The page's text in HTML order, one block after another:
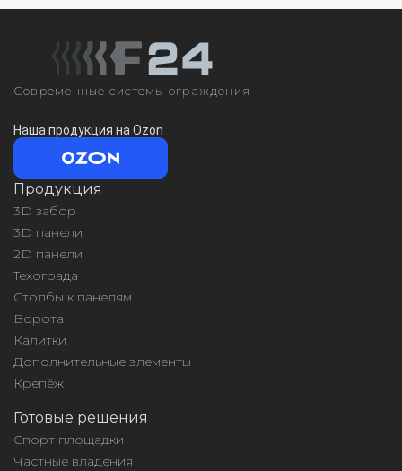
Современные системы ограждения
Наша продукция на Ozon
Продукция
3D забор
3D панели
2D панели
Техограда
Столбы к панелям
Ворота
Калитки
Дополнительные элементы
Крепёж
Готовые решения
Спорт площадки
Частные владения